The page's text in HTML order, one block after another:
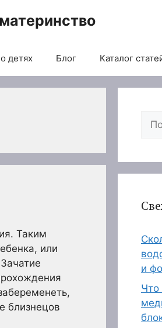
детях Блог Каталог
Таким
или
близнецов
и
Что